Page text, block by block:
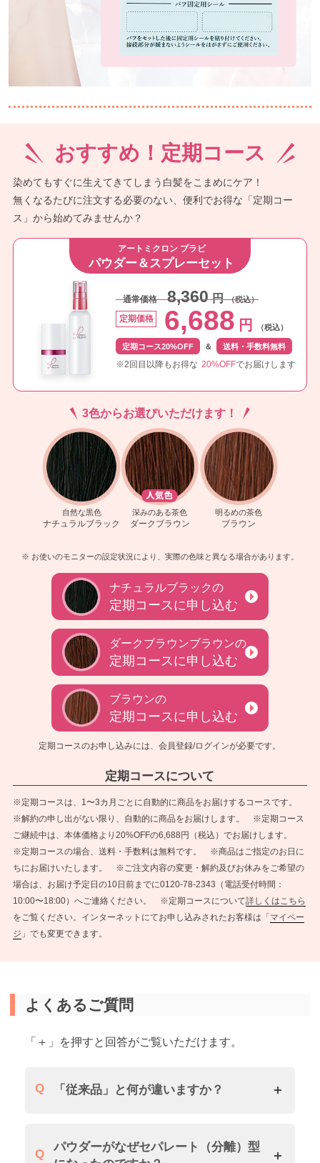
おすすめ！定期コース
染めてもすぐに生えてきてしまう白髪をこまめにケア！
無くなるたびに注文する必要のない、便利でお得な「定期コー
ス」から始めてみませんか？
アートミクロン プラビ
パウダー＆スプレーセット
通常価格 8,360 円 （税込）
定期価格 6,688 円 （税込）
定期コース20%OFF ＆ 送料・手数料無料
※2回目以降もお得な 20%OFFでお届けします
3色からお選びいただけます！
自然な黒色
ナチュラルブラック
深みのある茶色
ダークブラウン
明るめの茶色
ブラウン
※ お使いのモニターの設定状況により、実際の色味と異なる場合があります。
ナチュラルブラックの
定期コースに申し込む
ダークブラウンブラウンの
定期コースに申し込む
ブラウンの
定期コースに申し込む
定期コースのお申し込みには、会員登録/ログインが必要です。
定期コースについて
※定期コースは、1〜3カ月ごとに自動的に商品をお届けするコースです。
※解約の申し出がない限り、自動的に商品をお届けします。 ※定期コース
ご継続中は、本体価格より20%OFFの6,688円（税込）でお届けします。
※定期コースの場合、送料・手数料は無料です。 ※商品はご指定のお日に
ちにお届けいたします。 ※ご注文内容の変更・解約及びお休みをご希望の
場合は、お届け予定日の10日前までに0120-78-2343（電話受付時間：
10:00〜18:00）へご連絡ください。 ※定期コースについて詳しくはこちら
をご覧ください。インターネットにてお申し込みされたお客様は「 マイペー
ジ 」でも変更できます。
よくあるご質問
「＋」を押すと回答がご覧いただけます。
「従来品」と何が違いますか？
パウダーがなぜセパレート（分離）型